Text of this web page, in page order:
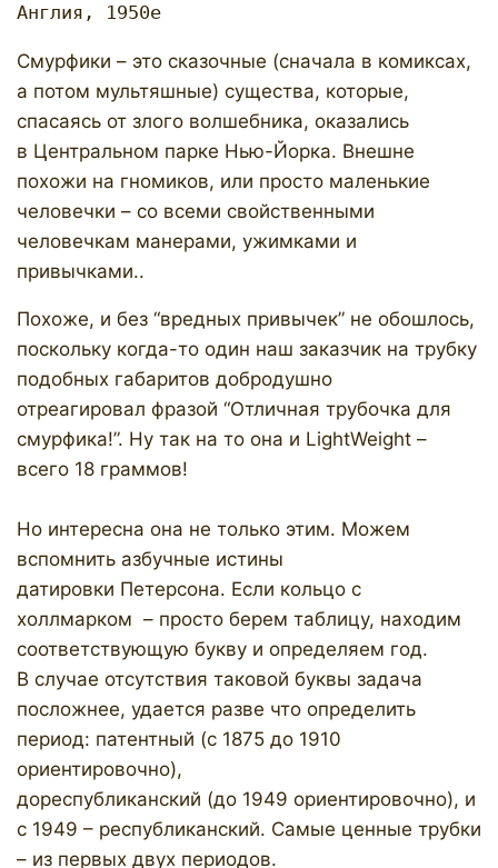
Англия, 1950е
Смурфики – это сказочные (сначала в комиксах,
а потом мультяшные) существа, которые,
спасаясь от злого волшебника, оказались
в Центральном парке Нью-Йорка. Внешне
похожи на гномиков, или просто маленькие
человечки – со всеми свойственными
человечкам манерами, ужимками и
привычками..
Похоже, и без “вредных привычек” не обошлось,
поскольку когда-то один наш заказчик на трубку
подобных габаритов добродушно
отреагировал фразой “Отличная трубочка для
смурфика!”. Ну так на то она и LightWeight –
всего 18 граммов!
Но интересна она не только этим. Можем
вспомнить азбучные истины
датировки Петерсона. Если кольцо с
холлмарком – просто берем таблицу, находим
соответствующую букву и определяем год.
В случае отсутствия таковой буквы задача
посложнее, удается разве что определить
период: патентный (с 1875 до 1910
ориентировочно),
дореспубликанский (до 1949 ориентировочно), и
с 1949 – республиканский. Самые ценные трубки
– из первых двух периодов.